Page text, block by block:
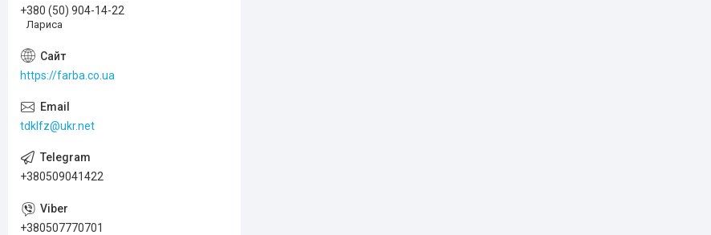
+380 (50) 904-14-22
Лариса
https://farba.co.ua
tdklfz@ukr.net
+380509041422
+380507770701